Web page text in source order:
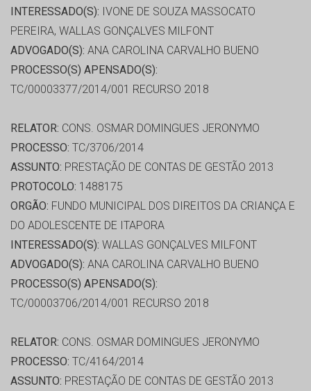
INTERESSADO(S): IVONE DE SOUZA MASSOCATO
PEREIRA, WALLAS GONÇALVES MILFONT
ADVOGADO(S): ANA CAROLINA CARVALHO BUENO
PROCESSO(S) APENSADO(S):
TC/00003377/2014/001 RECURSO 2018
RELATOR: CONS. OSMAR DOMINGUES JERONYMO
PROCESSO: TC/3706/2014
ASSUNTO: PRESTAÇÃO DE CONTAS DE GESTÃO 2013
PROTOCOLO: 1488175
ORGÃO: FUNDO MUNICIPAL DOS DIREITOS DA CRIANÇA E
DO ADOLESCENTE DE ITAPORA
INTERESSADO(S): WALLAS GONÇALVES MILFONT
ADVOGADO(S): ANA CAROLINA CARVALHO BUENO
PROCESSO(S) APENSADO(S):
TC/00003706/2014/001 RECURSO 2018
RELATOR: CONS. OSMAR DOMINGUES JERONYMO
PROCESSO: TC/4164/2014
ASSUNTO: PRESTAÇÃO DE CONTAS DE GESTÃO 2013